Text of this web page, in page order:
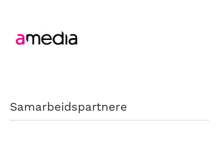
Samarbeidspartnere